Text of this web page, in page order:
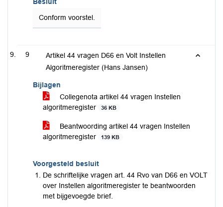
Conform voorstel.
9
Artikel 44 vragen D66 en Volt Instellen
Algoritmeregister (Hans Jansen)
Bijlagen
Collegenota artikel 44 vragen Instellen
algoritmeregister
36 KB
Beantwoording artikel 44 vragen Instellen
algoritmeregister
139 KB
Voorgesteld besluit
De schriftelijke vragen art. 44 Rvo van D66 en VOLT
over Instellen algoritmeregister te beantwoorden
met bijgevoegde brief.